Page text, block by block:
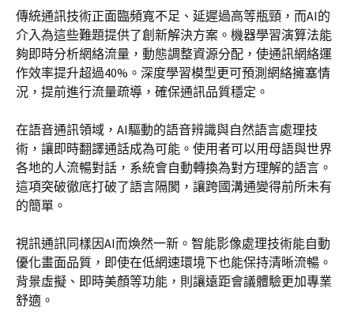
傳統通訊技術正面臨頻寬不足、延遲過高等瓶頸，而AI的
介入為這些難題提供了創新解決方案。機器學習演算法能
夠即時分析網絡流量，動態調整資源分配，使通訊網絡運
作效率提升超過40%。深度學習模型更可預測網絡擁塞情
況，提前進行流量疏導，確保通訊品質穩定。
在語音通訊領域，AI驅動的語音辨識與自然語言處理技
術，讓即時翻譯通話成為可能。使用者可以用母語與世界
各地的人流暢對話，系統會自動轉換為對方理解的語言。
這項突破徹底打破了語言隔閡，讓跨國溝通變得前所未有
的簡單。
視訊通訊同樣因AI而煥然一新。智能影像處理技術能自動
優化畫面品質，即使在低網速環境下也能保持清晰流暢。
背景虛擬、即時美顏等功能，則讓遠距會議體驗更加專業
舒適。